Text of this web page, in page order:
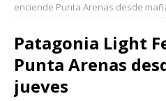
enciende Punta Arenas desde
Patagonia Light
Punta Arenas
jueves